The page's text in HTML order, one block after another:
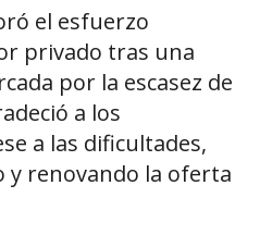
el esfuerzo
privado tras una
por la escasez de
a los
a las dificultades,
renovando la oferta